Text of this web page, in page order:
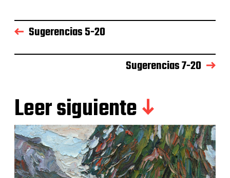
Sugerencias 5-20
Sugerencias 7-20
Leer siguiente